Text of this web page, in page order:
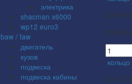
электрика
shacman x6000
wp12 euro3
baw / faw
двигатель
кузов
подвеска
подвеска кабины
500.00